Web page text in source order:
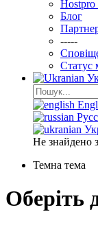
Блог
-----
Статус
Не знайдено
Темна тема
Оберіть